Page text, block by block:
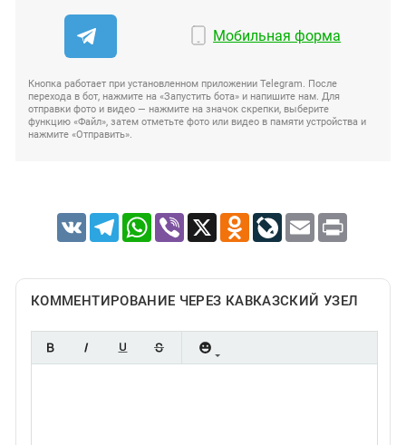
Мобильная форма
Кнопка работает при установленном приложении Telegram. После
перехода в бот, нажмите на «Запустить бота» и напишите нам. Для
отправки фото и видео — нажмите на значок скрепки, выберите
функцию «Файл», затем отметьте фото или видео в памяти устройства и
нажмите «Отправить».
VK TelegramWhatsApp
Viber X Odnoklassniki
LiveJournal
Email Print
КОММЕНТИРОВАНИЕ ЧЕРЕЗ КАВКАЗСКИЙ УЗЕЛ